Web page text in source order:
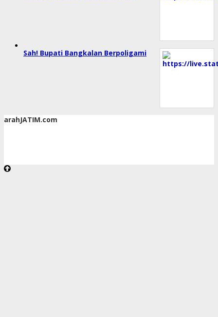
Sah! Bupati Bangkalan Berpoligami
arahJATIM.com